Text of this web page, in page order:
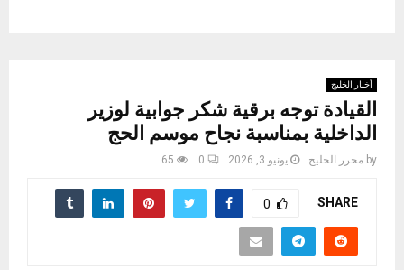
أخبار الخليج
القيادة توجه برقية شكر جوابية لوزير
الداخلية بمناسبة نجاح موسم الحج
by محرر الخليج يونيو 3, 2026 0
65
SHARE
0